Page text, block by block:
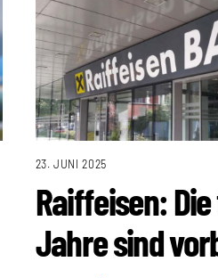
23. JUNI 2025
Raiffeisen:
Jahre sind